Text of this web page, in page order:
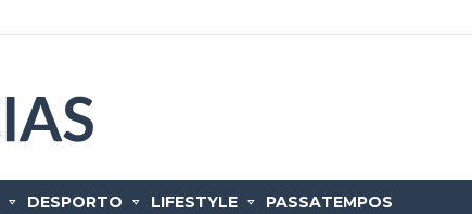
DESPORTO LIFESTYLE PASSATEMPOS